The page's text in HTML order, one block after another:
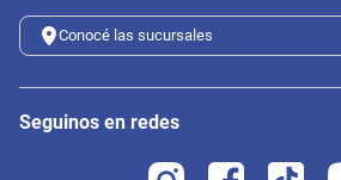
Conocé las sucursales
Seguinos en redes